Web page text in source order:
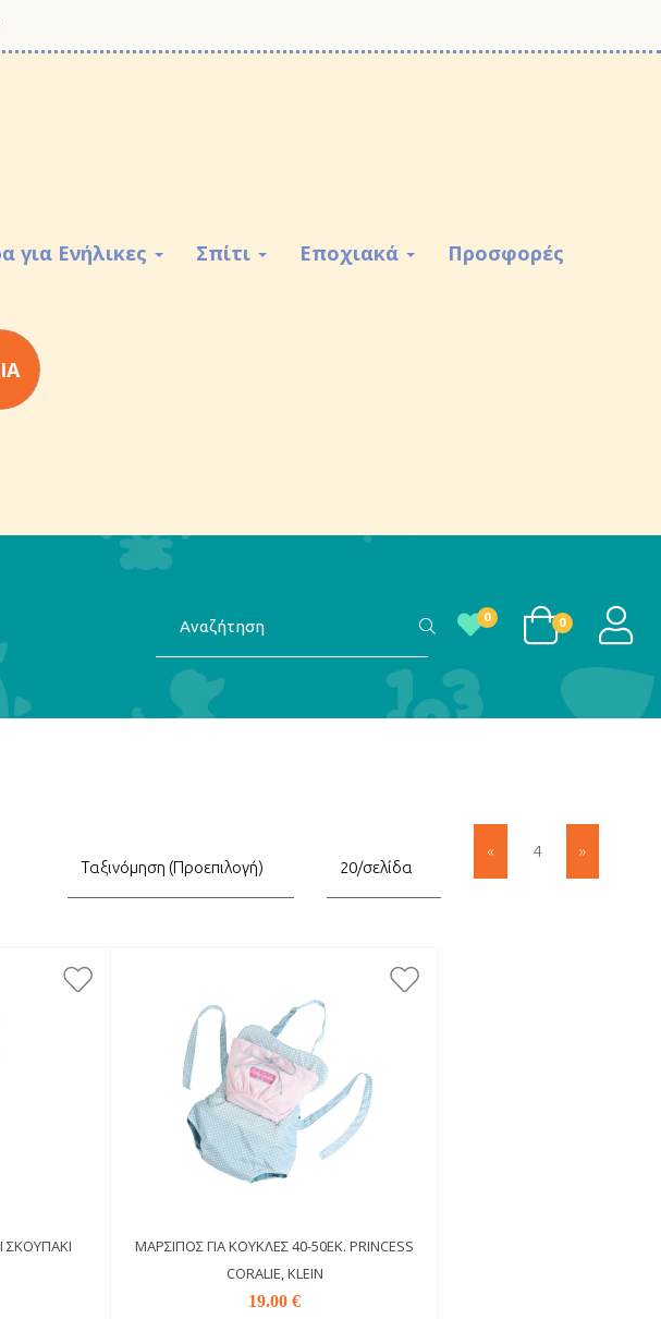
για Ενήλικες Σπίτι Εποχιακά Προσφορές
0 0
« 4 »
ΣΚΟΥΠΆΚΙ
ΜΆΡΣΙΠΟΣ ΓΙΑ ΚΟΎΚΛΕΣ 40-50ΕΚ. PRINCESS
CORALIE, KLEIN
19.00 €